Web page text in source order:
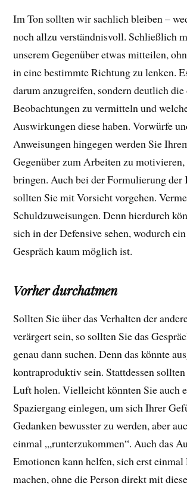
Im Ton sollten wir sachlich bleiben –
noch allzu verständnisvoll. Schließlich
unserem Gegenüber etwas mitteilen,
in eine bestimmte Richtung zu lenken.
darum anzugreifen, sondern deutlich die
Beobachtungen zu vermitteln und
Auswirkungen diese haben. Vorwürfe
Anweisungen hingegen werden Sie
Gegenüber zum Arbeiten zu
bringen. Auch bei der Formulierung der
sollten Sie mit Vorsicht vorgehen.
Schuldzuweisungen. Denn hierdurch
sich in der Defensive sehen, wodurch
Gespräch kaum möglich ist.
Vorher durchatmen
Sollten Sie über das Verhalten der
verärgert sein, so sollten Sie das
genau dann suchen. Denn das könnte
kontraproduktiv sein. Stattdessen
Luft holen. Vielleicht könnten Sie auch
Spaziergang einlegen, um sich Ihrer
Gedanken bewusster zu werden, aber
einmal „,runterzukommen“. Auch das
Emotionen kann helfen, sich erst
machen, ohne die Person direkt mit